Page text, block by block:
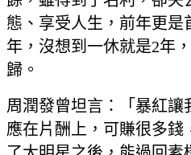
態、享受人生，前年更是
年，沒想到一休就是2年
歸。
周潤發曾坦言：「暴紅讓
應在片酬上，可賺很多錢